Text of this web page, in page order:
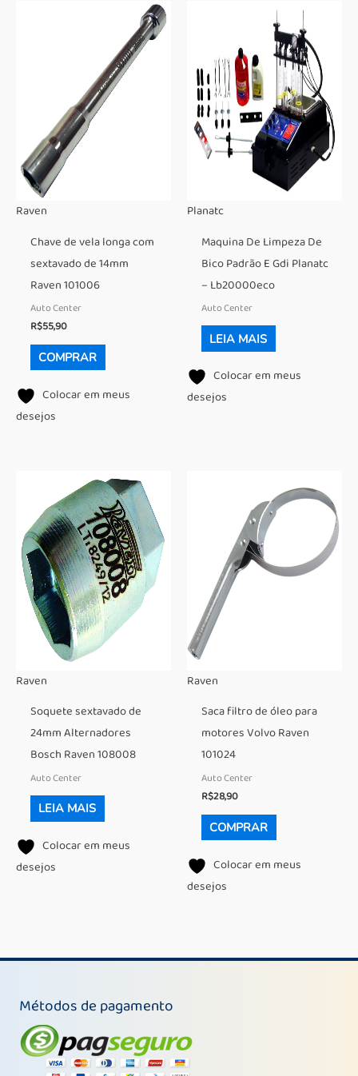
Raven
Chave de vela longa com
sextavado de 14mm
Raven 101006
Auto Center
R$55,90
COMPRAR
Colocar em meus
desejos
Planatc
Maquina De Limpeza De
Bico Padrão E Gdi Planatc
– Lb20000eco
Auto Center
LEIA MAIS
Colocar em meus
desejos
Raven
Soquete sextavado de
24mm Alternadores
Bosch Raven 108008
Auto Center
LEIA MAIS
Colocar em meus
desejos
Raven
Saca filtro de óleo para
motores Volvo Raven
101024
Auto Center
R$28,90
COMPRAR
Colocar em meus
desejos
Métodos de pagamento